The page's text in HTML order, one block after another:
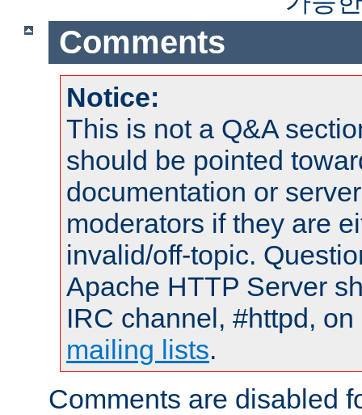
Comments
Notice:
This is not a Q&A
should be pointed
documentation or
moderators if they are
invalid/off-topic.
Apache HTTP Server
IRC channel, #httpd,
mailing lists.
Comments are disabled